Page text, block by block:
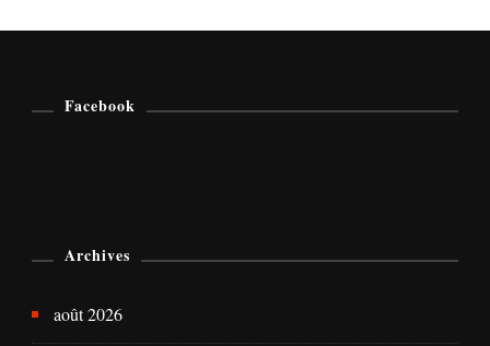
Facebook
Archives
août 2026